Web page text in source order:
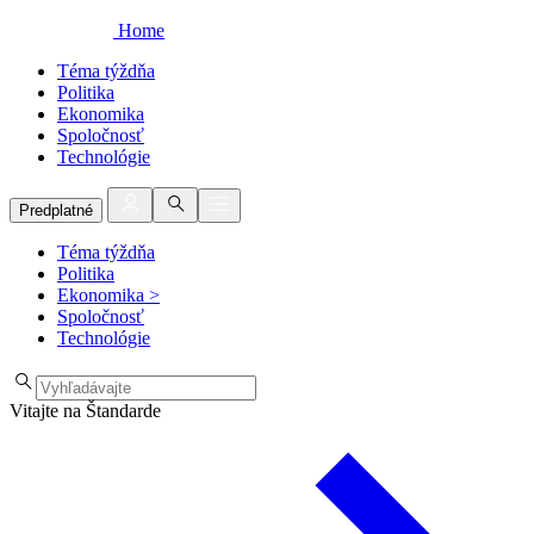
Home
Téma týždňa
Politika
Ekonomika
Spoločnosť
Technológie
Predplatné
Téma týždňa
Politika
Ekonomika >
Spoločnosť
Technológie
Vitajte na Štandarde